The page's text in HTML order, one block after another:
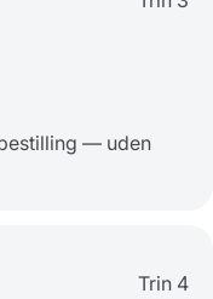
— uden
Trin 4